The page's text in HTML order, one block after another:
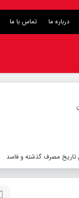
درباره ما تماس با ما